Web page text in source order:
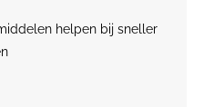
helpen bij sneller